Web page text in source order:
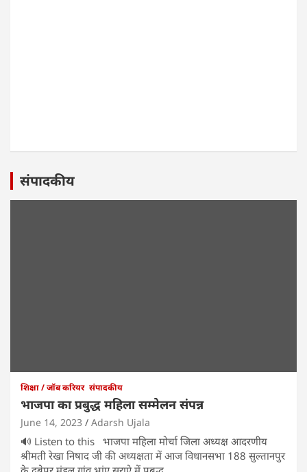
संपादकीय
शिक्षा / जॉब करियर संपादकीय
भाजपा का प्रबुद्ध महिला सम्मेलन संपन्न
June 14, 2023 Adarsh Ujala
🔊 Listen to this भाजपा महिला मोर्चा जिला अध्यक्ष आदरणीय
श्रीमती रेखा निषाद जी की अध्यक्षता में आज विधानसभा 188 सुल्तानपुर